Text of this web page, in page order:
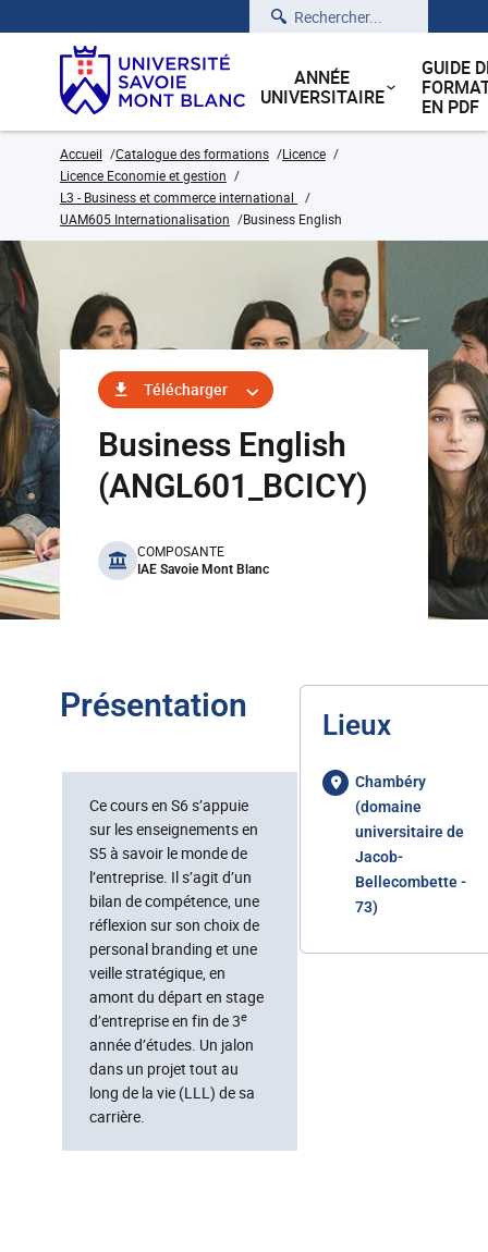
Rechercher
ANNÉE
UNIVERSITAIRE
GUIDE
EN PDF
Accueil Catalogue des formations
Licence
Licence Economie et gestion
L3 - Business et commerce international
UAM605 Internationalisation
Business English
Télécharger
Business English
(ANGL601_BCICY)
benefits
COMPOSANTE
IAE Savoie Mont Blanc
Présentation
Ce cours en S6 s’appuie
sur les enseignements en
S5 à savoir le monde de
l’entreprise. Il s’agit d’un
bilan de compétence, une
réflexion sur son choix de
personal branding et une
veille stratégique, en
amont du départ en stage
d’entreprise en fin de 3e
année d’études. Un jalon
dans un projet tout au
long de la vie (LLL) de sa
carrière.
Lieux
Chambéry
(domaine
universitaire de
Jacob-
Bellecombette -
73)